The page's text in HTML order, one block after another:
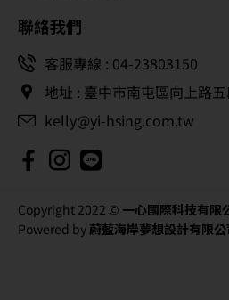
聯絡我們
客服專線 : 04-23803150
地址 : 臺中市南屯區向上路
kelly@yi-hsing.com.tw
Copyright 2022 © 一心國際科技有限
Powered by 蔚藍海岸夢想設計有限公